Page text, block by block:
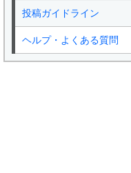
投稿ガイドライン
ヘルプ・よくある質問